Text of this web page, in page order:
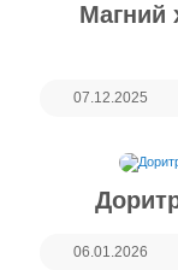
Магний
07.12.2025
06.01.2026